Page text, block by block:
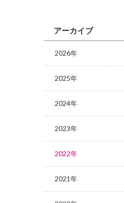
アーカイブ
2026年
2025年
2024年
2023年
2022年
2021年